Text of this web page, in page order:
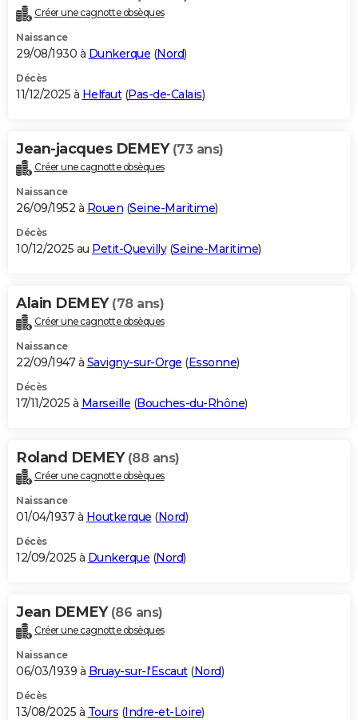
Créer une cagnotte obsèques
Naissance
29/08/1930 à Dunkerque (Nord)
Décès
11/12/2025 à Helfaut(Pas-de-Calais)
Jean-jacques DEMEY (73 ans)
Créer une cagnotte obsèques
Naissance
26/09/1952 à Rouen (Seine-Maritime)
Décès
10/12/2025 au Petit-Quevilly(Seine-Maritime)
Alain DEMEY (78 ans)
Créer une cagnotte obsèques
Naissance
22/09/1947 à Savigny-sur-Orge (Essonne)
Décès
17/11/2025 à Marseille (Bouches-du-Rhône)
Roland DEMEY (88 ans)
Créer une cagnotte obsèques
Naissance
01/04/1937 à Houtkerque (Nord)
Décès
12/09/2025 à Dunkerque (Nord)
Jean DEMEY (86 ans)
Créer une cagnotte obsèques
Naissance
06/03/1939 à Bruay-sur-l'Escaut(Nord)
Décès
13/08/2025 à Tours (Indre-et-Loire)